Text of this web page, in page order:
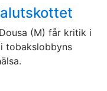
(M) får kritik i
tobakslobbyns